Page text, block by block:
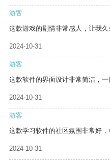
游客
这款游戏的剧情非常感人，让我久
2024-10-31
游客
这款软件的界面设计非常简洁，一
2024-10-31
游客
这款学习软件的社区氛围非常好
2024-10-31